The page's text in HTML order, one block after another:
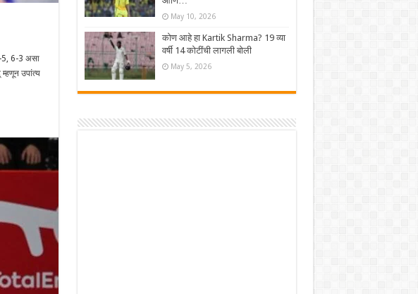
5, 6-3 असा
उपांत्य
May 10, 2026
कोण आहे हा Kartik Sharma? 19 व्या
वर्षी 14 कोटींची लागली बोली
May 5, 2026